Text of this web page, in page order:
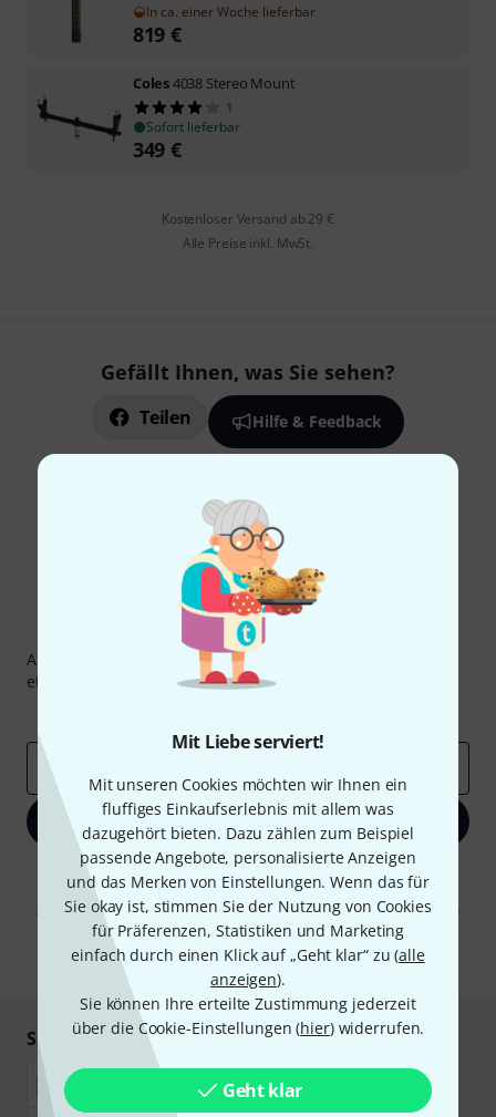
Mit Liebe serviert!
Mit unseren Cookies möchten wir Ihnen ein
fluffiges Einkaufserlebnis mit allem was
dazugehört bieten. Dazu zählen zum Beispiel
passende Angebote, personalisierte Anzeigen
und das Merken von Einstellungen. Wenn das für
Sie okay ist, stimmen Sie der Nutzung von Cookies
für Präferenzen, Statistiken und Marketing
einfach durch einen Klick auf „Geht klar“ zu (alle
anzeigen).
Sie können Ihre erteilte Zustimmung jederzeit
über die Cookie-Einstellungen (hier) widerrufen.
Geht klar
In ca. einer Woche lieferbar
819 €
Coles4038 Stereo Mount
1
Sofort lieferbar
349 €
Kostenloser Versand ab 29 €
Alle Preise inkl. MwSt.
Gefällt Ihnen, was Sie sehen?
Teilen Hilfe & Feedback
Thomann Newsletter
Abonniere den Thomann Newsletter und gewinne mit
etwas Glück einen von50 Gutscheinen
E-Mail-Adresse
Jetzt anmelden
Mit Klick auf „Jetzt anmelden“ stimmen Sie dem Erhalt von E-Mail-
Werbung und einer Messung des E-Mail-Nutzungsverhaltens zu. Die
Abmeldung ist jederzeit möglich. Weitere Informationen finden Sie in
unserenDatenschutzhinweisen.
* Pflichtfeld
Sicher einkaufen & bezahlen